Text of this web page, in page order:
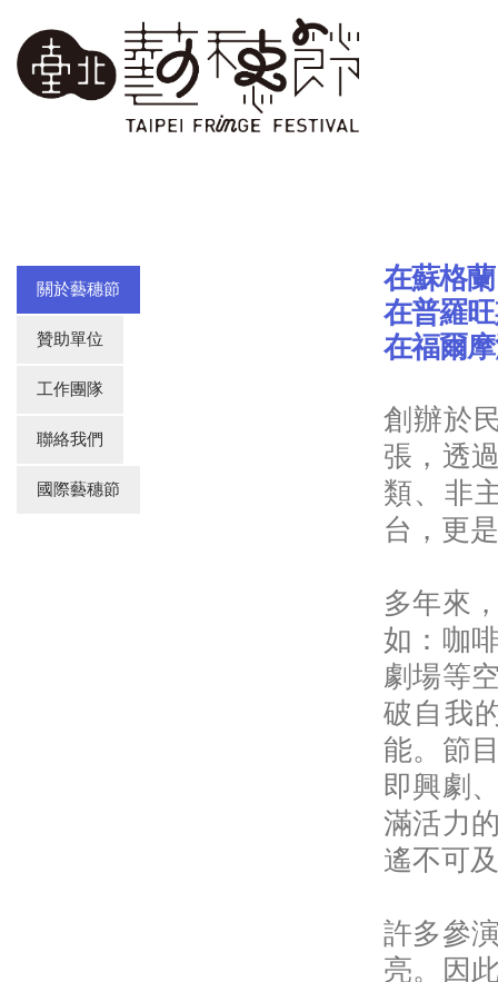
關於藝穗節
贊助單位
工作團隊
聯絡我們
國際藝穗節
在蘇格
在普羅
在福爾
創辦於
張，透
類、非
台，更
多年來
如：咖
劇場等
破自我
能。節
即興劇
滿活力
遙不可
許多參
亮。因